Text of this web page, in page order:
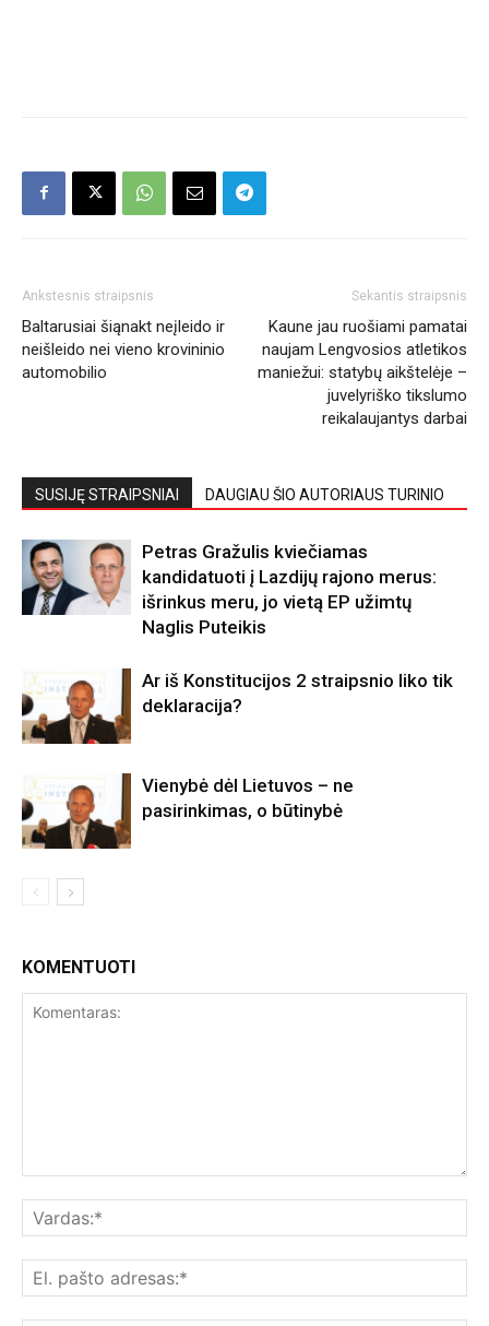
Ankstesnis straipsnis
Baltarusiai šiąnakt neįleido ir
neišleido nei vieno krovininio
automobilio
Sekantis straipsnis
Kaune jau ruošiami pamatai
naujam Lengvosios atletikos
maniežui: statybų aikštelėje –
juvelyriško tikslumo
reikalaujantys darbai
SUSIJĘ STRAIPSNIAI DAUGIAU ŠIO AUTORIAUS TURINIO
Petras Gražulis kviečiamas
kandidatuoti į Lazdijų rajono merus:
išrinkus meru, jo vietą EP užimtų
Naglis Puteikis
Ar iš Konstitucijos 2 straipsnio liko tik
deklaracija?
Vienybė dėl Lietuvos – ne
pasirinkimas, o būtinybė
KOMENTUOTI